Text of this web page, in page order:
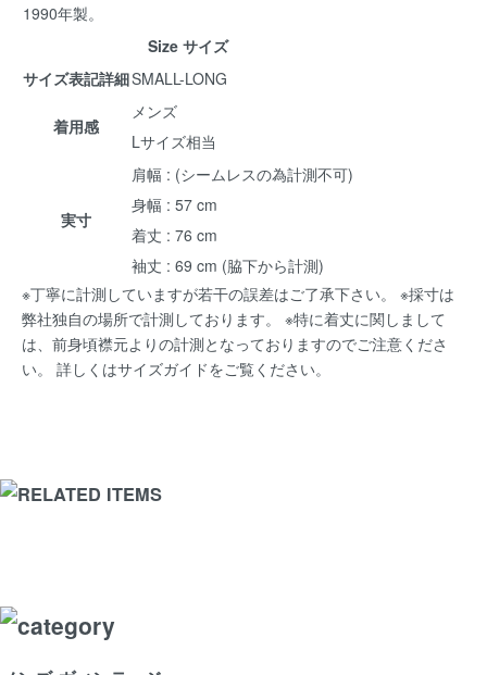
1990年製。
Size サイズ
サイズ表記詳細SMALL-LONG
着用感
メンズ
Lサイズ相当
実寸
肩幅 : (シームレスの為計測不可)
身幅 : 57 cm
着丈 : 76 cm
袖丈 : 69 cm (脇下から計測)
※丁寧に計測していますが若干の誤差はご了承下さい。 ※採寸は
弊社独自の場所で計測しております。 ※特に着丈に関しまして
は、前身頃襟元よりの計測となっておりますのでご注意くださ
い。 詳しくはサイズガイドをご覧ください。